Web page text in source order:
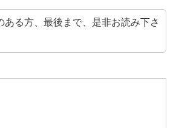
ある方、最後まで、是非お読み下さ